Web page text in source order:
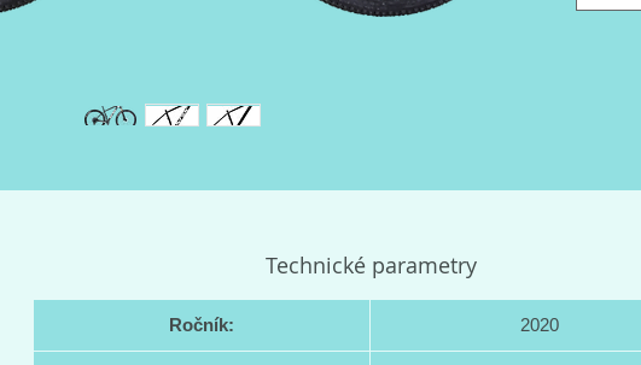
Technické parametry
Ročník: 2020